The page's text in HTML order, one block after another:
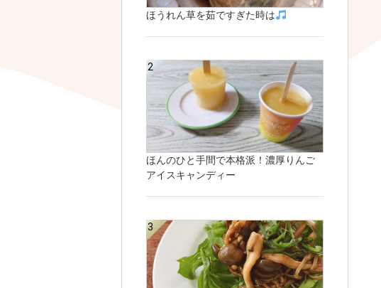
ほうれん草を茹ですぎた時は
ほんのひと手間で本格派！濃厚りんご
アイスキャンディー